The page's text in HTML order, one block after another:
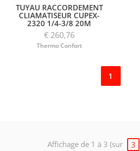
TUYAU RACCORDEMENT
CLIAMATISEUR CUPEX-
2320 1/4-3/8 20M
€ 260,76
Thermo Confort
1
Affichage de 1 à 3 (sur 3